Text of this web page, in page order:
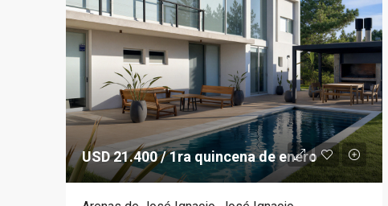
USD 21.400 / 1ra quincena de enero